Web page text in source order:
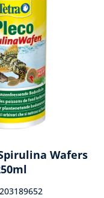
Wafers